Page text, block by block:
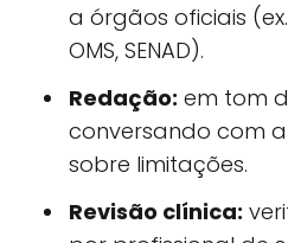
a órgãos oficiais
OMS, SENAD).
Redação: em tom
conversando com
sobre limitações.
Revisão clínica: